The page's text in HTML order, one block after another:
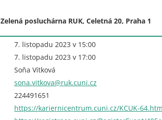
posluchárna RUK, Celetná 20, Praha 1
7. listopadu 2023 v 15:00
7. listopadu 2023 v 17:00
Soňa Vítková
sona.vitkova@ruk.cuni.cz
224491651
https://kariernicentrum.cuni.cz/KCUK-